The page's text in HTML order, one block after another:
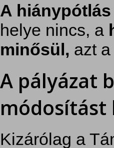
A
helye nincs, a
minősül, azt
A pályázat
módosítást
Kizárólag a